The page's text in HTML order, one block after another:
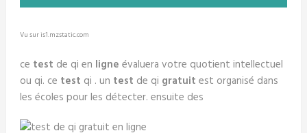
Vu sur is1.mzstatic.com
ce test de qi en ligne évaluera votre quotient intellectuel
ou qi. ce test qi . un test de qi gratuit est organisé dans
les écoles pour les détecter. ensuite des